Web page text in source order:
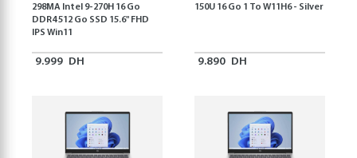
298MA Intel 9-270H 16 Go
DDR4 512 Go SSD 15.6" FHD
IPS Win11
9.999 DH
150U 16 Go 1 To W11H6 - Silver
9.890 DH